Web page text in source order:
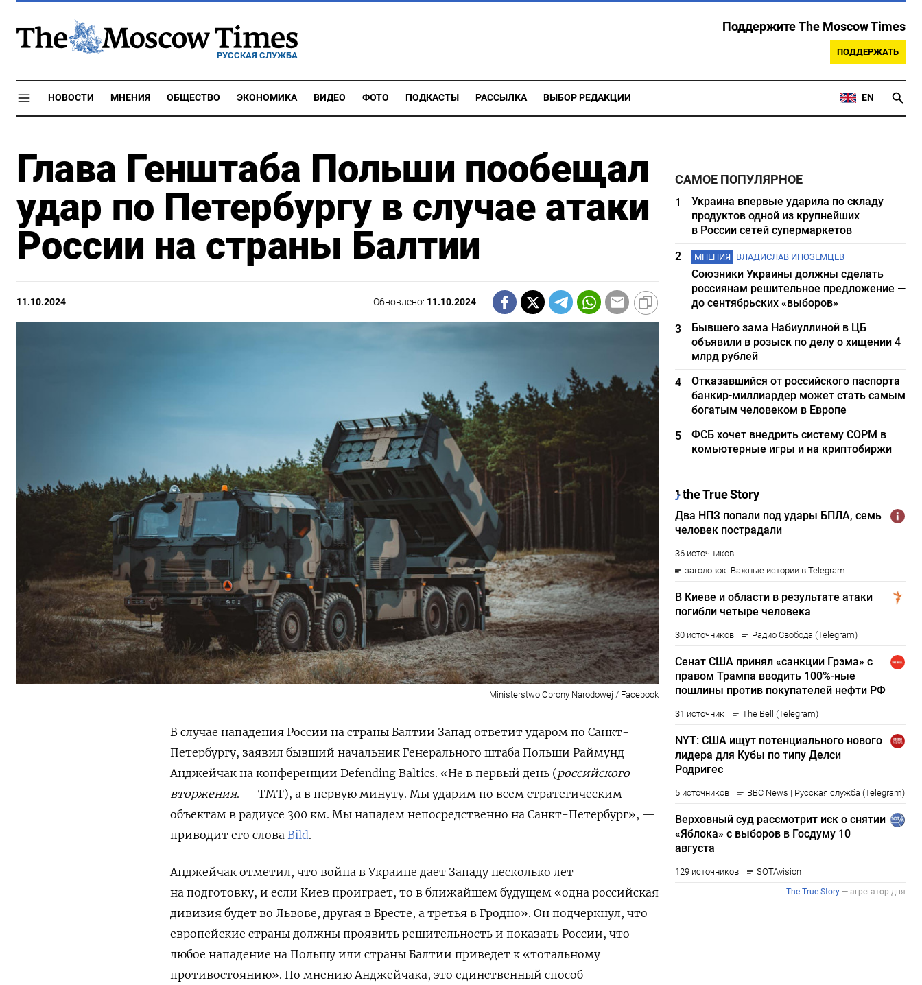
РУССКАЯ СЛУЖБА
Поддержите The Moscow Times
ПОДДЕРЖАТЬ
НОВОСТИ МНЕНИЯ ОБЩЕСТВО ЭКОНОМИКА ВИДЕО ФОТО ПОДКАСТЫ РАССЫЛКА ВЫБОР РЕДАКЦИИ EN
Глава Генштаба Польши пообещал
удар по Петербургу в случае атаки
России на страны Балтии
11.10.2024 Обновлено: 11.10.2024
Ministerstwo Obrony Narodowej / Facebook
В случае нападения России на страны Балтии Запад ответит ударом по Санкт-
Петербургу, заявил бывший начальник Генерального штаба Польши Раймунд
Анджейчак на конференции Defending Baltics. «Не в первый день (российского
вторжения. — ТМТ), а в первую минуту. Мы ударим по всем стратегическим
объектам в радиусе 300 км. Мы нападем непосредственно на Санкт-Петербург», —
приводит его слова Bild.
Анджейчак отметил, что война в Украине дает Западу несколько лет
на подготовку, и если Киев проиграет, то в ближайшем будущем «одна российская
дивизия будет во Львове, другая в Бресте, а третья в Гродно». Он подчеркнул, что
европейские страны должны проявить решительность и показать России, что
любое нападение на Польшу или страны Балтии приведет к «тотальному
противостоянию». По мнению Анджейчака, это единственный способ
САМОЕ ПОПУЛЯРНОЕ
1
Украина впервые ударила по складу
продуктов одной из крупнейших
в России сетей супермаркетов
2
МНЕНИЯ ВЛАДИСЛАВ ИНОЗЕМЦЕВ
Союзники Украины должны сделать
россиянам решительное предложение —
до сентябрьских «выборов»
3
Бывшего зама Набиуллиной в ЦБ
объявили в розыск по делу о хищении 4
млрд рублей
4
Отказавшийся от российского паспорта
банкир-миллиардер может стать самым
богатым человеком в Европе
5
ФСБ хочет внедрить систему СОРМ в
комьютерные игры и на криптобиржи